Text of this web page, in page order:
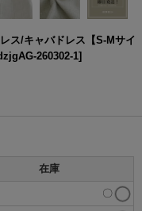
ス/キャバドレス【S-Mサイ
260302-1]
在庫
〇